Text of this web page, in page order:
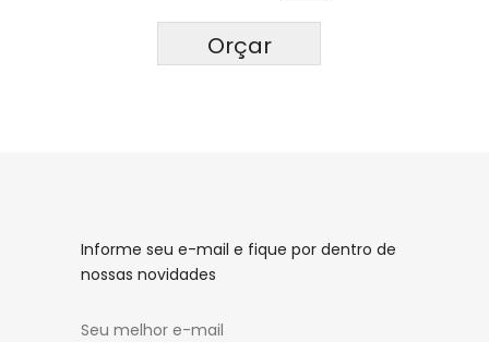
Orçar
Informe seu e-mail e fique por dentro de
nossas novidades